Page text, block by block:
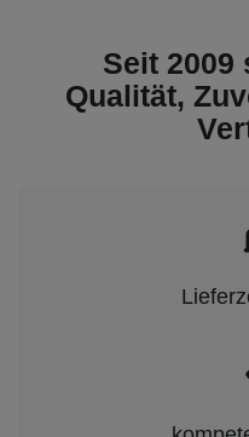
Seit 2009
Qualität,